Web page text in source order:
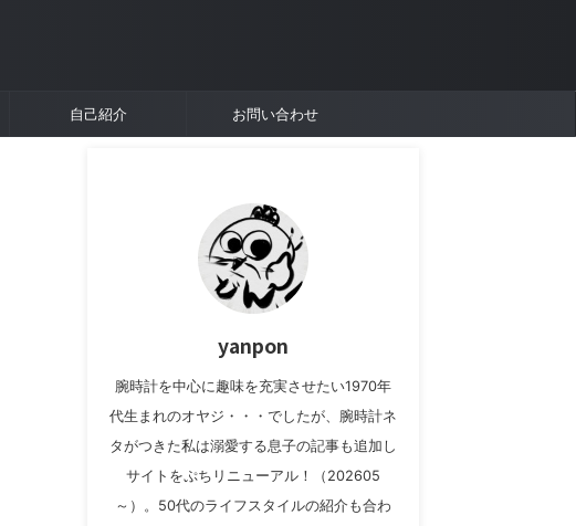
自己紹介 お問い合わせ
yanpon
腕時計を中心に趣味を充実させたい1970年
代生まれのオヤジ・・・でしたが、腕時計ネ
タがつきた私は溺愛する息子の記事も追加し
サイトをぷちリニューアル！（202605
～）。50代のライフスタイルの紹介も合わ